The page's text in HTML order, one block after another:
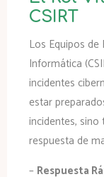
CSIRT
Los Equipos de
Informática
incidentes
estar
incidentes,
respuesta de
– Respuesta